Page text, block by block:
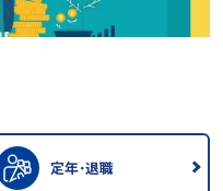
定年･退職